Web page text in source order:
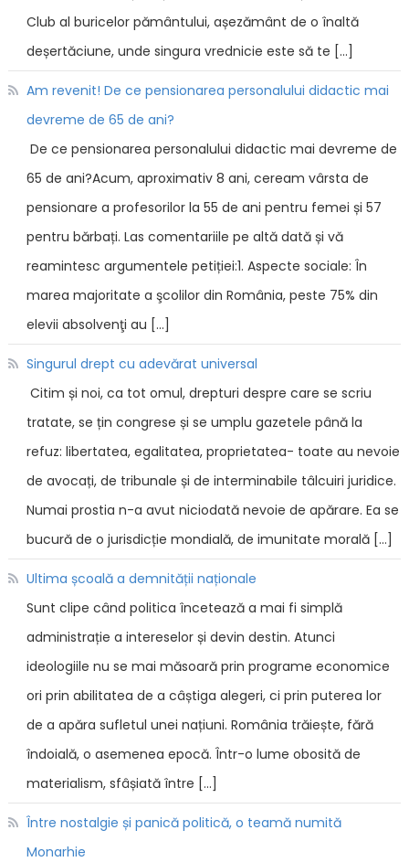
Club al buricelor pământului, așezământ de o înaltă
deșertăciune, unde singura vrednicie este să te […]
Am revenit! De ce pensionarea personalului didactic mai
devreme de 65 de ani?
De ce pensionarea personalului didactic mai devreme de
65 de ani?Acum, aproximativ 8 ani, ceream vârsta de
pensionare a profesorilor la 55 de ani pentru femei și 57
pentru bărbați. Las comentariile pe altă dată și vă
reamintesc argumentele petiției:1. Aspecte sociale: În
marea majoritate a şcolilor din România, peste 75% din
elevii absolvenţi au […]
Singurul drept cu adevărat universal
Citim și noi, ca tot omul, drepturi despre care se scriu
tratate, se țin congrese și se umplu gazetele până la
refuz: libertatea, egalitatea, proprietatea- toate au nevoie
de avocați, de tribunale și de interminabile tâlcuiri juridice.
Numai prostia n-a avut niciodată nevoie de apărare. Ea se
bucură de o jurisdicție mondială, de imunitate morală […]
Ultima școală a demnității naționale
Sunt clipe când politica încetează a mai fi simplă
administrație a intereselor și devin destin. Atunci
ideologiile nu se mai măsoară prin programe economice
ori prin abilitatea de a câștiga alegeri, ci prin puterea lor
de a apăra sufletul unei națiuni. România trăiește, fără
îndoială, o asemenea epocă. Într-o lume obosită de
materialism, sfâșiată între […]
Între nostalgie și panică politică, o teamă numită
Monarhie